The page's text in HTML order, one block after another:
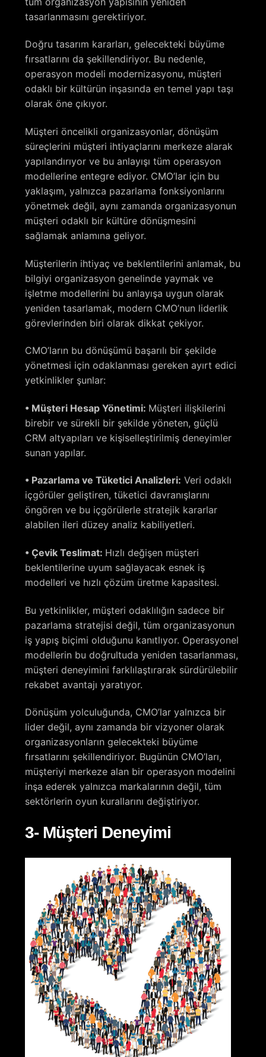
tasarlanmasını gerektiriyor.
Doğru tasarım kararları, gelecekteki büyüme
fırsatlarını da şekillendiriyor. Bu nedenle,
operasyon modeli modernizasyonu, müşteri
odaklı bir kültürün inşasında en temel yapı taşı
olarak öne çıkıyor.
Müşteri öncelikli organizasyonlar, dönüşüm
süreçlerini müşteri ihtiyaçlarını merkeze alarak
yapılandırıyor ve bu anlayışı tüm operasyon
modellerine entegre ediyor. CMO’lar için bu
yaklaşım, yalnızca pazarlama fonksiyonlarını
yönetmek değil, aynı zamanda organizasyonun
müşteri odaklı bir kültüre dönüşmesini
sağlamak anlamına geliyor.
Müşterilerin ihtiyaç ve beklentilerini anlamak, bu
bilgiyi organizasyon genelinde yaymak ve
işletme modellerini bu anlayışa uygun olarak
yeniden tasarlamak, modern CMO’nun liderlik
görevlerinden biri olarak dikkat çekiyor.
CMO’ların bu dönüşümü başarılı bir şekilde
yönetmesi için odaklanması gereken ayırt edici
yetkinlikler şunlar:
• Müşteri Hesap Yönetimi: Müşteri ilişkilerini
birebir ve sürekli bir şekilde yöneten, güçlü
CRM altyapıları ve kişiselleştirilmiş deneyimler
sunan yapılar.
• Pazarlama ve Tüketici Analizleri: Veri odaklı
içgörüler geliştiren, tüketici davranışlarını
öngören ve bu içgörülerle stratejik kararlar
alabilen ileri düzey analiz kabiliyetleri.
• Çevik Teslimat: Hızlı değişen müşteri
beklentilerine uyum sağlayacak esnek iş
modelleri ve hızlı çözüm üretme kapasitesi.
Bu yetkinlikler, müşteri odaklılığın sadece bir
pazarlama stratejisi değil, tüm organizasyonun
iş yapış biçimi olduğunu kanıtlıyor. Operasyonel
modellerin bu doğrultuda yeniden tasarlanması,
müşteri deneyimini farklılaştırarak sürdürülebilir
rekabet avantajı yaratıyor.
Dönüşüm yolculuğunda, CMO’lar yalnızca bir
lider değil, aynı zamanda bir vizyoner olarak
organizasyonların gelecekteki büyüme
fırsatlarını şekillendiriyor. Bugünün CMO’ları,
müşteriyi merkeze alan bir operasyon modelini
inşa ederek yalnızca markalarının değil, tüm
sektörlerin oyun kurallarını değiştiriyor.
3- Müşteri Deneyimi